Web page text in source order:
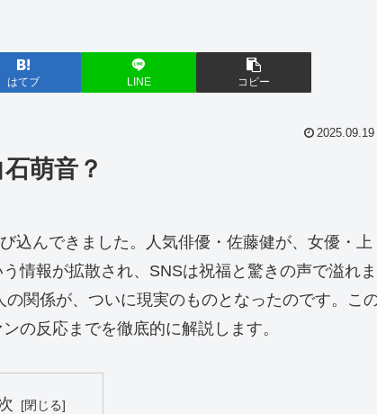
はてブ LINE コピー
2025.09.19
萌音？
込んできました。人気俳優・佐藤健が、女優・上
情報が拡散され、SNSは祝福と驚きの声で溢れま
の関係が、ついに現実のものとなったのです。こ
の反応までを徹底的に解説します。